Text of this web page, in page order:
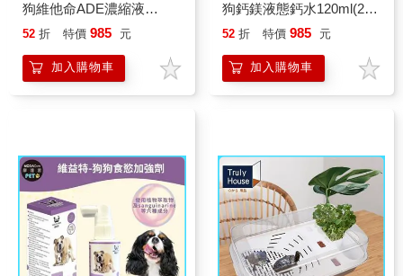
狗維他命ADE濃縮液
50ml(2入組)-犬狗營養保健
52 折 特價 985 元
加入購物車
狗鈣鎂液態鈣水120ml(2入
組)-犬狗營養保健必備
52 折 特價 985 元
加入購物車